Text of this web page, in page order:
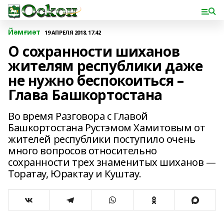
Йәмғиәт 19 АПРЕЛЯ 2018, 17:42
О сохранности шиханов
жителям республики даже
не нужно беспокоиться –
Глава Башкортостана
Во время Разговора с Главой
Башкортостана Рустэмом Хамитовым от
жителей республики поступило очень
много вопросов относительно
сохранности трех знаменитых шиханов —
Торатау, Юрактау и Куштау.